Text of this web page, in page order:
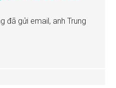
đã gửi email, anh Trung